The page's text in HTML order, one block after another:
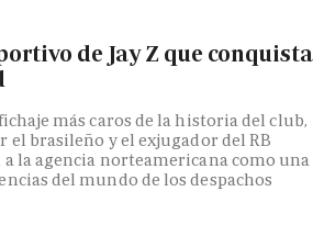
de Jay Z que conquista
más caros de la historia del club,
el brasileño y el exjugador del RB
la agencia norteamericana como una
del mundo de los despachos